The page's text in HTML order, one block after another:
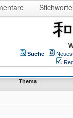
Stichworte
Suche
Thema